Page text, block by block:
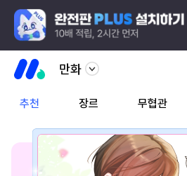
만화
추천 장르 무협관